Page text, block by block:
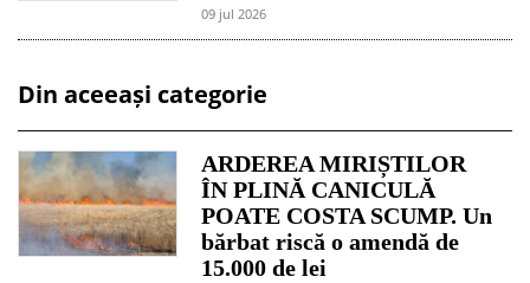
09 jul 2026
Din aceeași categorie
ARDEREA MIRIȘTILOR
ÎN PLINĂ CANICULĂ
POATE COSTA SCUMP. Un
bărbat riscă o amendă de
15.000 de lei